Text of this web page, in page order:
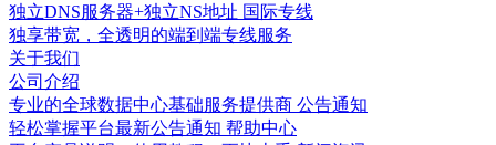
独立DNS服务器+独立NS地址 国际专线
独享带宽，全透明的端到端专线服务
关于我们
公司介绍
专业的全球数据中心基础服务提供商 公告通知
轻松掌握平台最新公告通知 帮助中心